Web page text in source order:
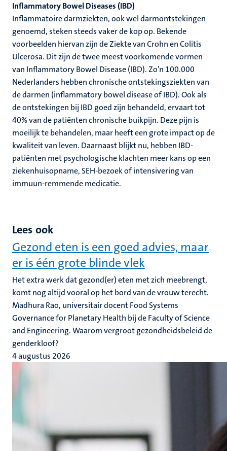
Inflammatory Bowel Diseases (IBD)
Inflammatoire darmziekten, ook wel darmontstekingen
genoemd, steken steeds vaker de kop op. Bekende
voorbeelden hiervan zijn de Ziekte van Crohn en Colitis
Ulcerosa. Dit zijn de twee meest voorkomende vormen
van Inflammatory Bowel Disease (IBD). Zo’n 100.000
Nederlanders hebben chronische ontstekingsziekten van
de darmen (inflammatory bowel disease of IBD). Ook als
de ontstekingen bij IBD goed zijn behandeld, ervaart tot
40% van de patiënten chronische buikpijn. Deze pijn is
moeilijk te behandelen, maar heeft een grote impact op de
kwaliteit van leven. Daarnaast blijkt nu, hebben IBD-
patiënten met psychologische klachten meer kans op een
ziekenhuisopname, SEH-bezoek of intensivering van
immuun-remmende medicatie.
Lees ook
Gezond eten is een goed advies, maar
er is één grote blinde vlek
Het extra werk dat gezond(er) eten met zich meebrengt,
komt nog altijd vooral op het bord van de vrouw terecht.
Madhura Rao, universitair docent Food Systems
Governance for Planetary Health bij de Faculty of Science
and Engineering. Waarom vergroot gezondheidsbeleid de
genderkloof?
4 augustus 2026